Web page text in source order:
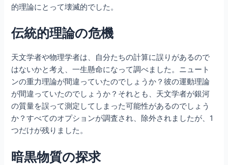
的理論にとって壊滅的でした。
伝統的理論の危機
天文学者や物理学者は、自分たちの計算に誤りがあるので
はないかと考え、一生懸命になって調べました。ニュート
ンの重力理論が間違っていたのでしょうか？彼の運動理論
が間違っていたのでしょうか？それとも、天文学者が銀河
の質量を誤って測定してしまった可能性があるのでしょう
か？すべてのオプションが調査され、除外されましたが、1
つだけが残りました。
暗黒物質の探求